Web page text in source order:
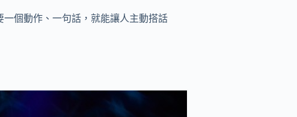
個動作、一句話，就能讓人主動搭話